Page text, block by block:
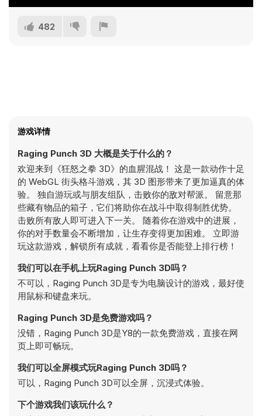
482
游戏详情
Raging Punch 3D 大概是关于什么的？
欢迎来到《狂怒之拳 3D》的血腥混战！ 这是一款动作十足
的 WebGL 街头格斗游戏，其 3D 图形带来了更加逼真的体
验。 独自游玩或与朋友组队，击败你的敌对帮派。 留意那
些藏有物品的箱子，它们将助你在战斗中取得制胜优势。
击败所有敌人即可进入下一关。 随着你在游戏中的进展，
你的对手数量会不断增加，让生存变得更加困难。 立即游
玩这款游戏，解锁所有成就，看看你是否能登上排行榜！
我们可以在手机上玩Raging Punch 3D吗？
不可以，Raging Punch 3D是专为电脑设计的游戏，最好使
用鼠标和键盘来玩。
Raging Punch 3D是免费游戏吗？
没错，Raging Punch 3D是Y8的一款免费游戏，直接在网
页上即可畅玩。
我们可以全屏模式玩Raging Punch 3D吗？
可以，Raging Punch 3D可以全屏，沉浸式体验。
下个游戏我们该玩什么？